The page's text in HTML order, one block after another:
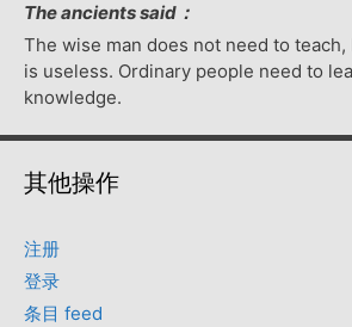
The ancients said：
The wise man does not need to
is useless. Ordinary people need to
knowledge.
其他操作
注册
登录
条目 feed